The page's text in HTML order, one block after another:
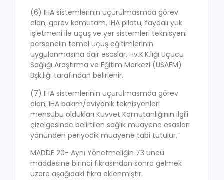
(6) IHA sistemlerinin uçurulmasmda görev
alan; görev komutam, IHA pilotu, faydalı yük
işletmeni ile uçuş ve yer sistemleri teknisyeni
personelin temel uçuş eğitimlerinin
uygulanmasına dair esaslar, Hv.K.K.lığı Uçucu
Sağlığı Araştırma ve Eğitim Merkezi (USAEM)
Bşk.lığı tarafından belirlenir.
(7) IHA sistemlerinin uçurulmasmda görev
alan; IHA bakım/aviyonik teknisyenleri
mensubu oldukları Kuvvet Komutanlığının ilgili
çizelgesinde belirtilen sağlık muayene esasları
yönünden periyodik muayene tabi tutulur.”
MADDE 20- Aynı Yönetmeliğin 73 üncü
maddesine birinci fıkrasından sonra gelmek
üzere aşağıdaki fıkra eklenmiştir.